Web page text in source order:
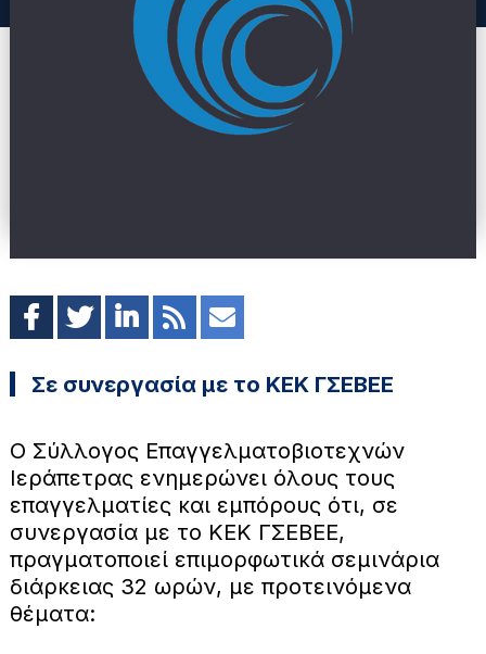
Σε συνεργασία με το ΚΕΚ ΓΣΕΒΕΕ
Ο Σύλλογος Επαγγελματοβιοτεχνών
Ιεράπετρας ενημερώνει όλους τους
επαγγελματίες και εμπόρους ότι, σε
συνεργασία με το ΚΕΚ ΓΣΕΒΕΕ,
πραγματοποιεί επιμορφωτικά σεμινάρια
διάρκειας 32 ωρών, με προτεινόμενα
θέματα: